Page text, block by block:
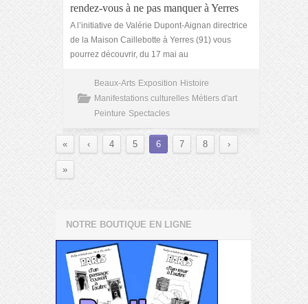
rendez-vous à ne pas manquer à Yerres
A l’initiative de Valérie Dupont-Aignan directrice
de la Maison Caillebotte à Yerres (91) vous
pourrez découvrir, du 17 mai au
Beaux-Arts Exposition Histoire
Manifestations culturelles Métiers d'art
Peinture Spectacles
« ‹ 4 5 6 7 8 ›
»
NOTRE BOUTIQUE EN LIGNE